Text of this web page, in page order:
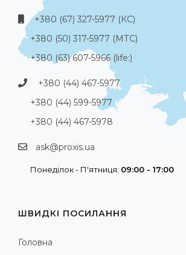
+380 (67) 327-5977 (КС)
+380 (50) 317-5977 (МТС)
+380 (63) 607-5966 (life:)
+380 (44) 467-5977
+380 (44) 599-5977
+380 (44) 467-5978
ask@proxis.ua
Понеділок - П'ятниця: 09:00 - 17:00
ШВИДКІ ПОСИЛАННЯ
Головна